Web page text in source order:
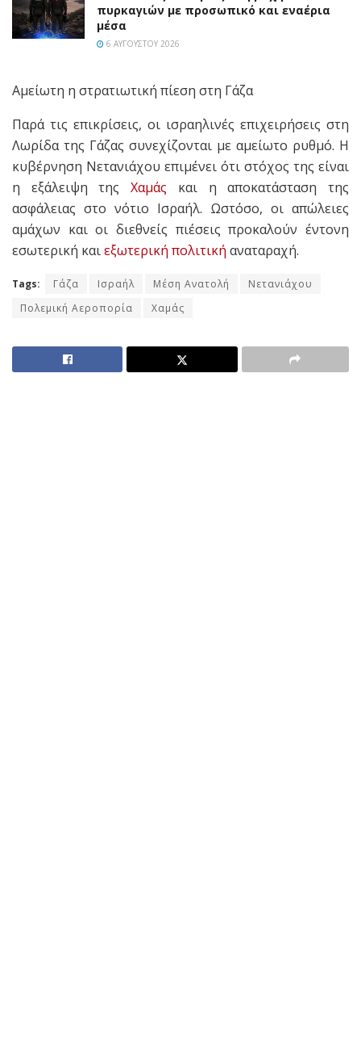
πυρκαγιών με προσωπικό και εναέρια
μέσα
6 ΑΥΓΟΎΣΤΟΥ 2026
Αμείωτη η στρατιωτική πίεση στη Γάζα
Παρά τις επικρίσεις, οι ισραηλινές επιχειρήσεις στη
Λωρίδα της Γάζας συνεχίζονται με αμείωτο ρυθμό. Η
κυβέρνηση Νετανιάχου επιμένει ότι στόχος της είναι
η εξάλειψη τηςΧαμάς και η αποκατάσταση της
ασφάλειας στο νότιο Ισραήλ. Ωστόσο, οι απώλειες
αμάχων και οι διεθνείς πιέσεις προκαλούν έντονη
εσωτερική καιεξωτερική πολιτική αναταραχή.
Tags: Γάζα Ισραήλ Μέση Ανατολή
Νετανιάχου
Πολεμική Αεροπορία
Χαμάς